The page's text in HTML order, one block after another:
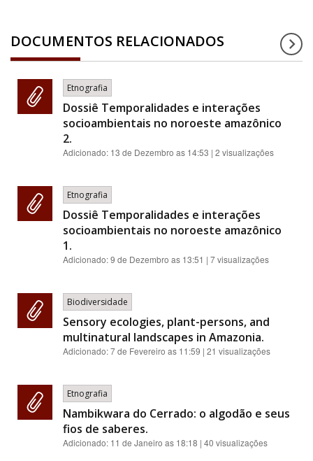
DOCUMENTOS RELACIONADOS
Etnografia
Dossiê Temporalidades e interações
socioambientais no noroeste amazônico
2.
Adicionado: 13 de Dezembro as 14:53 | 2 visualizações
Etnografia
Dossiê Temporalidades e interações
socioambientais no noroeste amazônico
1.
Adicionado:9 de Dezembro as 13:51 | 7 visualizações
Biodiversidade
Sensory ecologies, plant-persons, and
multinatural landscapes in Amazonia.
Adicionado:7 de Fevereiro as 11:59 | 21 visualizações
Etnografia
Nambikwara do Cerrado: o algodão e seus
fios de saberes.
Adicionado: 11 de Janeiro as 18:18 | 40 visualizações